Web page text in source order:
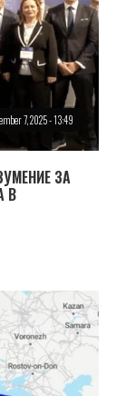
7, 2025 - 13:49
ЗА
В